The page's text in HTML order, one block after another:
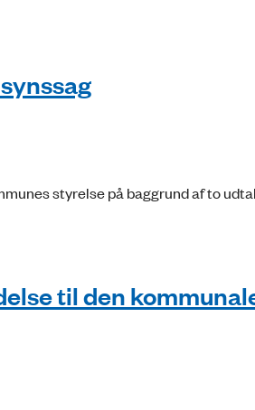
styrelse på baggrund af to
til den